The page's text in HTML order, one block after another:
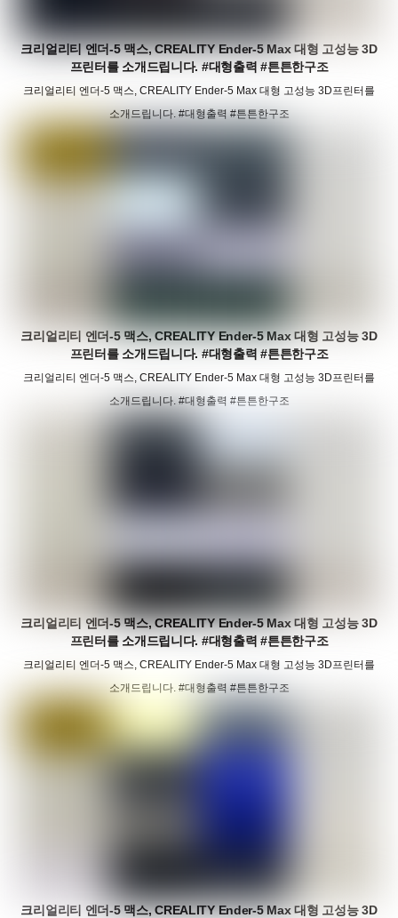
크리얼리티 엔더-5 맥스, CREALITY Ender-5 Max 대형 고성능 3D
프린터를 소개드립니다. #대형출력 #튼튼한구조
크리얼리티 엔더-5 맥스, CREALITY Ender-5 Max 대형 고성능 3D프린터를
소개드립니다. #대형출력 #튼튼한구조
크리얼리티 엔더-5 맥스, CREALITY Ender-5 Max 대형 고성능 3D
프린터를 소개드립니다. #대형출력 #튼튼한구조
크리얼리티 엔더-5 맥스, CREALITY Ender-5 Max 대형 고성능 3D프린터를
소개드립니다. #대형출력 #튼튼한구조
크리얼리티 엔더-5 맥스, CREALITY Ender-5 Max 대형 고성능 3D
프린터를 소개드립니다. #대형출력 #튼튼한구조
크리얼리티 엔더-5 맥스, CREALITY Ender-5 Max 대형 고성능 3D프린터를
소개드립니다. #대형출력 #튼튼한구조
크리얼리티 엔더-5 맥스, CREALITY Ender-5 Max 대형 고성능 3D